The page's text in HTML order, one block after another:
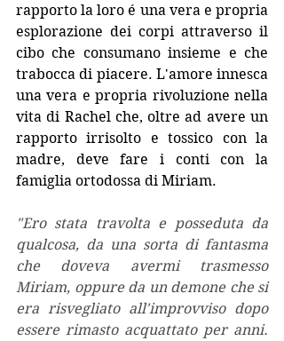
rapporto la loro é una vera e propria
esplorazione dei corpi attraverso il
cibo che consumano insieme e che
trabocca di piacere. L'amore innesca
una vera e propria rivoluzione nella
vita di Rachel che, oltre ad avere un
rapporto irrisolto e tossico con la
madre, deve fare i conti con la
famiglia ortodossa di Miriam.
"Ero stata travolta e posseduta da
qualcosa, da una sorta di fantasma
che doveva avermi trasmesso
Miriam, oppure da un demone che si
era risvegliato all'improvviso dopo
essere rimasto acquattato per anni.